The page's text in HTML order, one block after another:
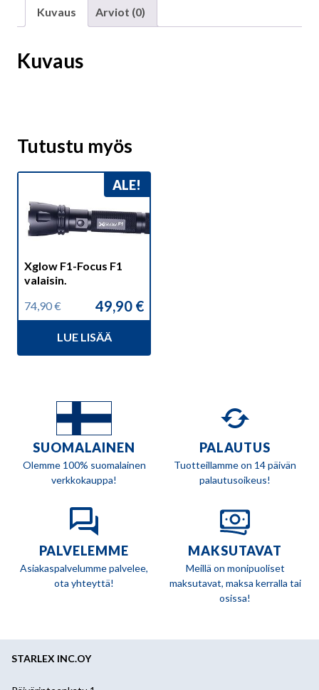
Kuvaus Arviot (0)
Kuvaus
Tutustu myös
ALE!
Xglow F1-Focus F1
valaisin.
74,90€
Alkuperäinen
74,90 €.
49,90 €
Nykyinen
49,90 €.
LUE LISÄÄ
SUOMALAINEN
Olemme 100% suomalainen
verkkokauppa!
PALAUTUS
Tuotteillamme on 14 päivän
palautusoikeus!
PALVELEMME
Asiakaspalvelumme palvelee,
ota yhteyttä!
MAKSUTAVAT
Meillä on monipuoliset
maksutavat, maksa kerralla tai
osissa!
STARLEX INC.OY